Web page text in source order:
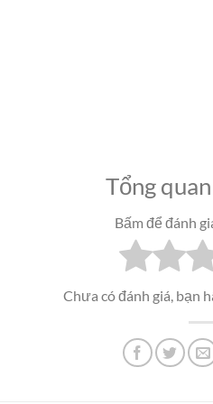
Tổng
Bấm để đánh
Chưa có đánh giá, bạn